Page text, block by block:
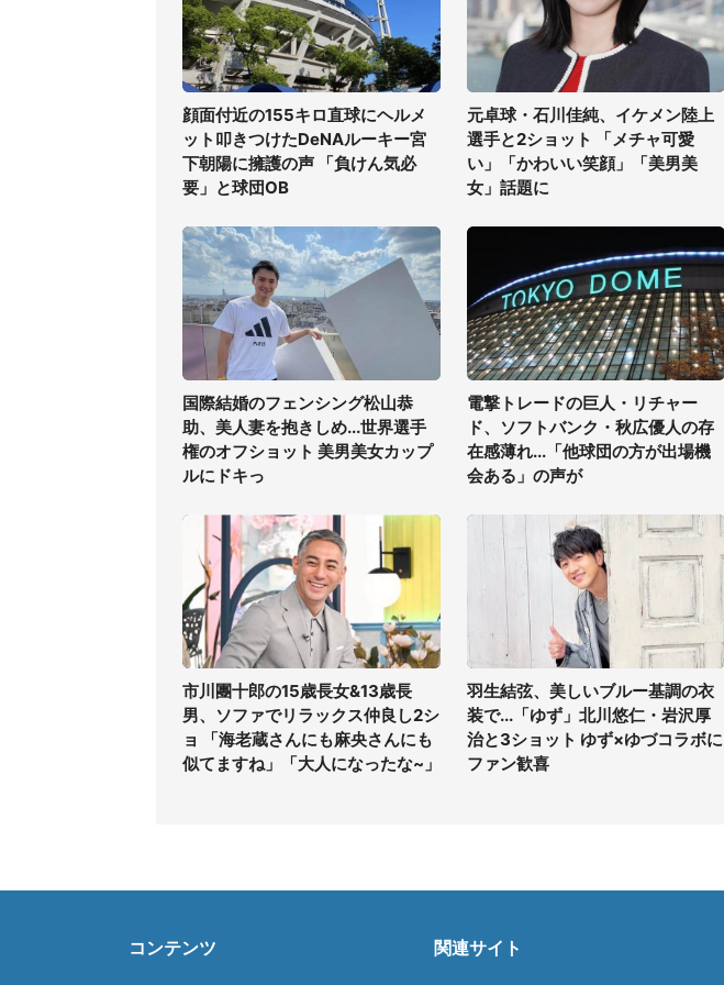
顔面付近の155キロ直球にヘルメ
ット叩きつけたDeNAルーキー宮
下朝陽に擁護の声 「負けん気必
要」と球団OB
元卓球・石川佳純、イケメン陸上
選手と2ショット 「メチャ可愛
い」「かわいい笑顔」「美男美
女」話題に
国際結婚のフェンシング松山恭
助、美人妻を抱きしめ...世界選手
権のオフショット 美男美女カップ
ルにドキっ
電撃トレードの巨人・リチャー
ド、ソフトバンク・秋広優人の存
在感薄れ...「他球団の方が出場機
会ある」の声が
市川團十郎の15歳長女&13歳長
男、ソファでリラックス仲良し2シ
ョ 「海老蔵さんにも麻央さんにも
似てますね」「大人になったな~」
羽生結弦、美しいブルー基調の衣
装で...「ゆず」北川悠仁・岩沢厚
治と3ショット ゆず×ゆづコラボに
ファン歓喜
コンテンツ 関連サイト